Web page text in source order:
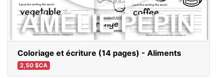
Coloriage et écriture (14 pages) - Aliments
2,50 $CA